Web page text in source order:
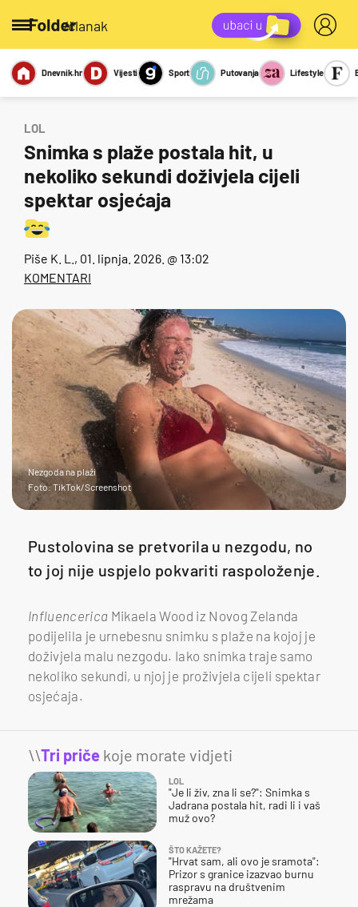
/članak
Miks Kviz
Report
Sexy
Dnevnik.hr Vijesti Sport Putovanja Lifestyle
LOL
Snimka s plaže postala hit, u
nekoliko sekundi doživjela cijeli
spektar osjećaja
Piše K. L. , 01. lipnja. 2026. @ 13:02
KOMENTARI
Nezgoda na plaži
Foto: TikTok/Screenshot
Pustolovina se pretvorila u nezgodu, no
to joj nije uspjelo pokvariti raspoloženje.
Influencerica Mikaela Wood iz Novog Zelanda
podijelila je urnebesnu snimku s plaže na kojoj je
doživjela malu nezgodu. Iako snimka traje samo
nekoliko sekundi, u njoj je proživjela cijeli spektar
osjećaja.
\\Tri priče koje morate vidjeti
LOL
"Je li živ, zna li se?": Snimka s
Jadrana postala hit, radi li i vaš
muž ovo?
ŠTO KAŽETE?
"Hrvat sam, ali ovo je sramota":
Prizor s granice izazvao burnu
raspravu na društvenim
mrežama